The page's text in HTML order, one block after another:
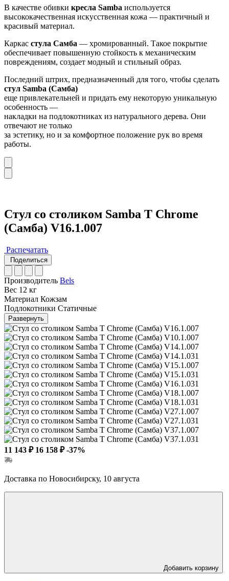
В качестве обивки кресла Samba используется
высококачественная искусственная кожа — практичный и
красивый материал.
Каркас стула Самба — хромированный. Такое покрытие
обеспечивает повышенную стойкость к механическим
повреждениям, создает модный и стильный образ.
Последний штрих, предназначенный для того, чтобы сделать
стул Samba (Самба)
еще привлекательней и придать ему некоторую уникальную
особенность —
накладки на подлокотниках из натурального дерева. Они
отвечают не только
за эстетику, но и за комфортное положение рук во время
работы.
Стул со столиком Samba T Chrome
(Самба) V16.1.007
Распечатать
Поделиться
Производитель Bels
Вес 12 кг
Материал Кожзам
Подлокотники Статичные
Развернуть
11 143 ₽ 16 158 ₽ -37%
Доставка по Новосибирску, 10 августа
Добавить корзину